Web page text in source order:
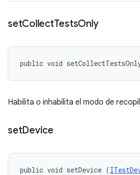
setCollectTestsOnly
public void
Habilita o inhabilita el modo de
setDevice
public void setDevice (